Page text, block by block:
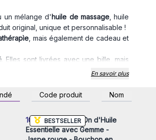
un mélange d'huile de massage, huile
original, unique et personnalisable !
, mais également de cadeau et
. Elles sont livrées avec une bille, mais
En savoir plus
Code produit Nom
BESTSELLER
Connectez-vous ou inscrivez-
vous pour accéder aux prix de
gros
10xBouteille Roll-On d'Huile
Essentielle avec Gemme -